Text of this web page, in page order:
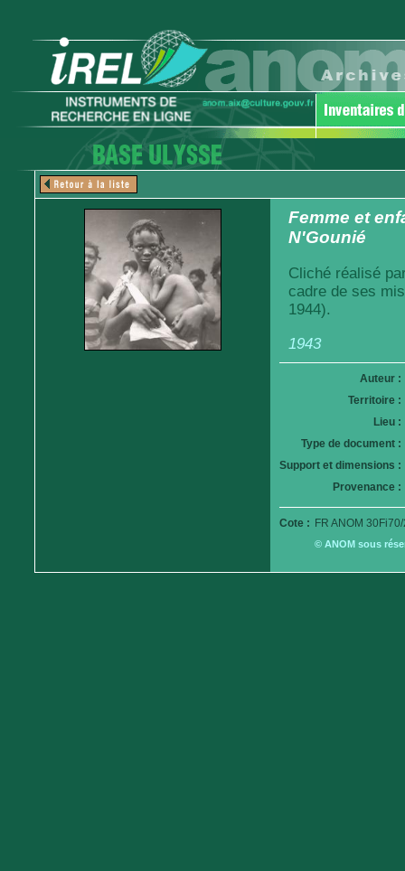
Femme et
N'Gounié
Cliché réalisé
cadre de ses
1944).
1943
Auteur :
Territoire :
Lieu :
Type de document :
Support et dimensions :
Provenance :
Cote : FR ANOM
© ANOM sous